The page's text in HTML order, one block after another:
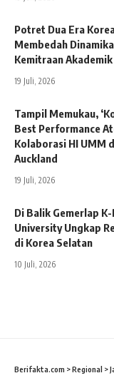
Potret Dua Era
Membedah
Kemitraan
19 Juli, 2026
Tampil Memukau,
Best Performance
Kolaborasi HI UMM
Auckland
19 Juli, 2026
Di Balik Gemerlap
University Ungkap
di Korea Selatan
10 Juli, 2026
Berifakta.com >Regional >